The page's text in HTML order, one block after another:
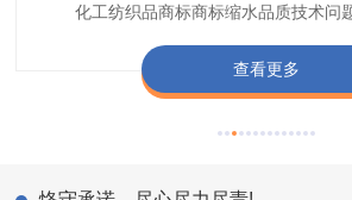
化工纺织品商标商标缩水品质技术问
查看更多
纺织品商标企业打造含油量超标品质技
查看更多
色不匀品质技术问题解决方案一站式
查看更多
阻燃母粒剂加工定制服务实
查看更多